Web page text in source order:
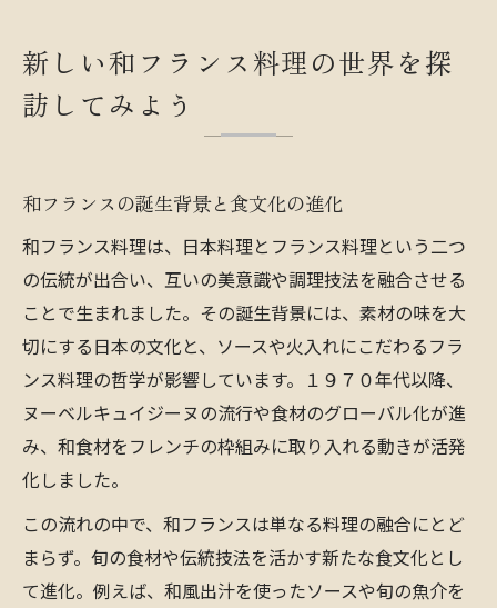
旬の素材が引き立つ和フランスの調理法とは
旬の食材を活かす和フランス独自の技法
季節感を重視した和フランス料理の調理法
術
和フランス料理における食材選びのこだわ
り
伝統の技が生む和フランス料理の魅力を解説
和フランス料理に受け継がれる伝統技法
フランスと日本の調理技術が融合する理由
和フランス料理に見る懐石とフレンチの違
い
シェフが語る和フランスの技の奥深さ
和フランスのメイラード反応と旨味の秘密
新しい和フランス料理の世界を探
訪してみよう
和フランスの誕生背景と食文化の進化
和フランス料理は、日本料理とフランス料理という二つ
の伝統が出合い、互いの美意識や調理技法を融合させる
ことで生まれました。その誕生背景には、素材の味を大
切にする日本の文化と、ソースや火入れにこだわるフラ
ンス料理の哲学が影響しています。１９７０年代以降、
ヌーベルキュイジーヌの流行や食材のグローバル化が進
み、和食材をフレンチの枠組みに取り入れる動きが活発
化しました。
この流れの中で、和フランスは単なる料理の融合にとど
まらず。旬の食材や伝統技法を活かす新たな食文化とし
て進化。例えば、和風出汁を使ったソースや旬の魚介を